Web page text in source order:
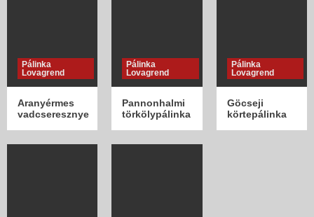
3
Infók a pálinkáról
Aromaterápia
Pálinka
Lovagrend
Aranyérmes
vadcseresznye
Pálinka
Lovagrend
Pannonhalmi
törkölypálinka
Pálinka
Lovagrend
Göcseji
körtepálinka